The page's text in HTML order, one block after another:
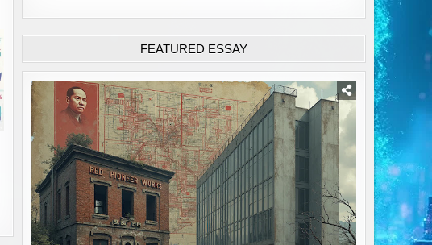
FEATURED ESSAY